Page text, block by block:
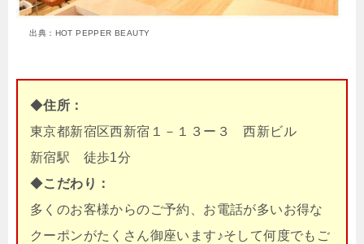
出典：HOT PEPPER BEAUTY
◆住所：
東京都新宿区西新宿１－１３ー３ 西新ビル
新宿駅 徒歩1分
◆こだわり：
多くのお客様からのご予約、お電話が多いお得な
クーポンがたくさん御座います♪そして何度でもご